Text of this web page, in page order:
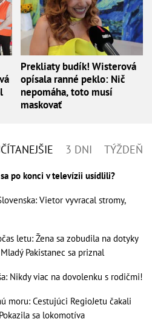
Prekliaty budík! Wisterová
opísala ranné peklo: Nič
nepomáha, toto musí
maskovať
3 DNI TÝŽDEŇ
po konci v televízii usídlili?
Vietor vyvracal stromy,
letu: Žena sa zobudila na dotyky
Pakistanec sa priznal
Nikdy viac na dovolenku s rodičmi!
moru: Cestujúci RegioJetu čakali
sa lokomotíva